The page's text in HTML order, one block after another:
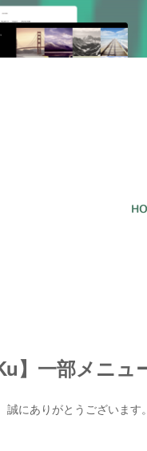
】一部メニ
にありがとうございます。